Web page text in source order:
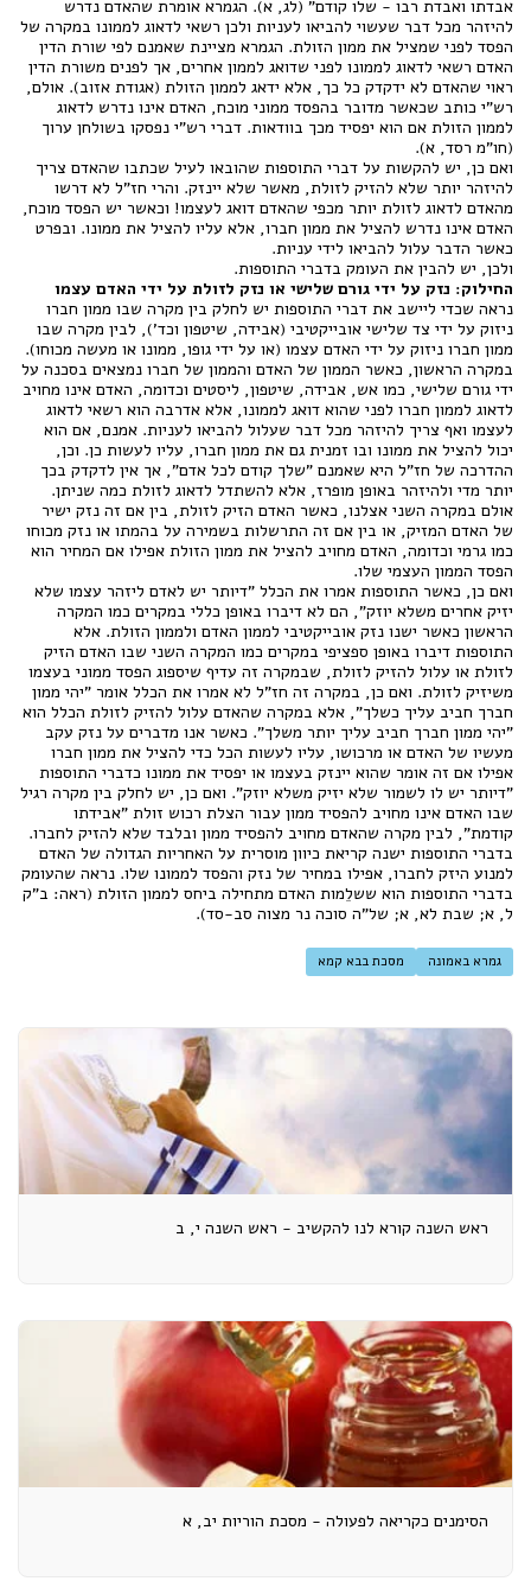
אבדתו ואבדת רבו - שלו קודם" (לג, א). הגמרא אומרת שהאדם נדרש
להיזהר מכל דבר שעשוי להביאו לעניות ולכן רשאי לדאוג לממונו במקרה של
הפסד לפני שמציל את ממון הזולת. הגמרא מציינת שאמנם לפי שורת הדין
האדם רשאי לדאוג לממונו לפני שדואג לממון אחרים, אך לפנים משורת הדין
ראוי שהאדם לא ידקדק כל כך, אלא ידאג לממון הזולת (אגודת אזוב). אולם,
רש"י כותב שכאשר מדובר בהפסד ממוני מוכח, האדם אינו נדרש לדאוג
לממון הזולת אם הוא יפסיד מכך בוודאות. דברי רש"י נפסקו בשולחן ערוך
(חו"מ רסד, א).
ואם כן, יש להקשות על דברי התוספות שהובאו לעיל שכתבו שהאדם צריך
להיזהר יותר שלא להזיק לזולת, מאשר שלא יינזק. והרי חז"ל לא דרשו
מהאדם לדאוג לזולת יותר מכפי שהאדם דואג לעצמו! וכאשר יש הפסד מוכח,
האדם אינו נדרש להציל את ממון חברו, אלא עליו להציל את ממונו. ובפרט
כאשר הדבר עלול להביאו לידי עניות.
ולכן, יש להבין את העומק בדברי התוספות.
החילוק: נזק על ידי גורם שלישי או נזק לזולת על ידי האדם עצמו
נראה שכדי ליישב את דברי התוספות יש לחלק בין מקרה שבו ממון חברו
ניזוק על ידי צד שלישי אובייקטיבי (אבידה, שיטפון וכד'), לבין מקרה שבו
ממון חברו ניזוק על ידי האדם עצמו (או על ידי גופו, ממונו או מעשה מכוחו).
במקרה הראשון, כאשר הממון של האדם והממון של חברו נמצאים בסכנה על
ידי גורם שלישי, כמו אש, אבידה, שיטפון, ליסטים וכדומה, האדם אינו מחויב
לדאוג לממון חברו לפני שהוא דואג לממונו, אלא אדרבה הוא רשאי לדאוג
לעצמו ואף צריך להיזהר מכל דבר שעלול להביאו לעניות. אמנם, אם הוא
יכול להציל את ממונו ובו זמנית גם את ממון חברו, עליו לעשות כן. וכן,
ההדרכה של חז"ל היא שאמנם "שלך קודם לכל אדם", אך אין לדקדק בכך
יותר מדי ולהיזהר באופן מופרז, אלא להשתדל לדאוג לזולת כמה שניתן.
אולם במקרה השני אצלנו, כאשר האדם הזיק לזולת, בין אם זה נזק ישיר
של האדם המזיק, או בין אם זה התרשלות בשמירה על בהמתו או נזק מכוחו
כמו גרמי וכדומה, האדם מחויב להציל את ממון הזולת אפילו אם המחיר הוא
הפסד הממון העצמי שלו.
ואם כן, כאשר התוספות אמרו את הכלל "דיותר יש לאדם ליזהר עצמו שלא
יזיק אחרים משלא יוזק", הם לא דיברו באופן כללי במקרים כמו המקרה
הראשון כאשר ישנו נזק אובייקטיבי לממון האדם ולממון הזולת. אלא
התוספות דיברו באופן ספציפי במקרים כמו המקרה השני שבו האדם הזיק
לזולת או עלול להזיק לזולת, שבמקרה זה עדיף שיספוג הפסד ממוני בעצמו
משיזיק לזולת. ואם כן, במקרה זה חז"ל לא אמרו את הכלל אומר "יהי ממון
חברך חביב עליך כשלך", אלא במקרה שהאדם עלול להזיק לזולת הכלל הוא
"יהי ממון חברך חביב עליך יותר משלך". כאשר אנו מדברים על נזק עקב
מעשיו של האדם או מרכושו, עליו לעשות הכל כדי להציל את ממון חברו
אפילו אם זה אומר שהוא יינזק בעצמו או יפסיד את ממונו כדברי התוספות
"דיותר יש לו לשמור שלא יזיק משלא יוזק". ואם כן, יש לחלק בין מקרה רגיל
שבו האדם אינו מחויב להפסיד ממון עבור הצלת רכוש זולת "אבידתו
קודמת", לבין מקרה שהאדם מחויב להפסיד ממון ובלבד שלא להזיק לחברו.
בדברי התוספות ישנה קריאת כיוון מוסרית על האחריות הגדולה של האדם
למנוע היזק לחברו, אפילו במחיר של נזק והפסד לממונו שלו. נראה שהעומק
בדברי התוספות הוא ששלֵמות האדם מתחילה ביחס לממון הזולת (ראה: ב"ק
ל, א; שבת לא, א; של"ה סוכה נר מצוה סב-סד).
גמרא באמונה מסכת בבא קמא
ראש השנה קורא לנו להקשיב - ראש השנה י, ב
הסימנים כקריאה לפעולה - מסכת הוריות יב, א